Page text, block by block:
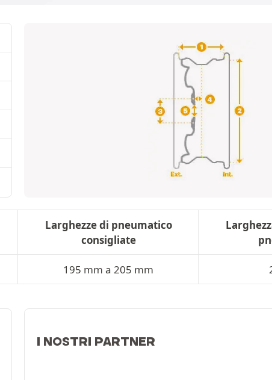
Larghezze di pneumatico
consigliate
195 mm a 205 mm
I NOSTRI PARTNER